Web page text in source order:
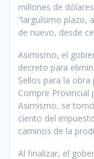
millones de
“larguísimo plazo,
de nuevo, desde
Asimismo, el
decreto para
Sellos para la
Compre Provincial
Asimismo, se
ciento del
caminos de la
Al finalizar, el